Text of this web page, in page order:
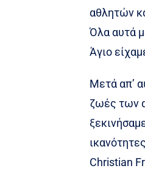
αθλητών
Όλα αυτά
Άγιο
Μετά απ’
ζωές των
Christian